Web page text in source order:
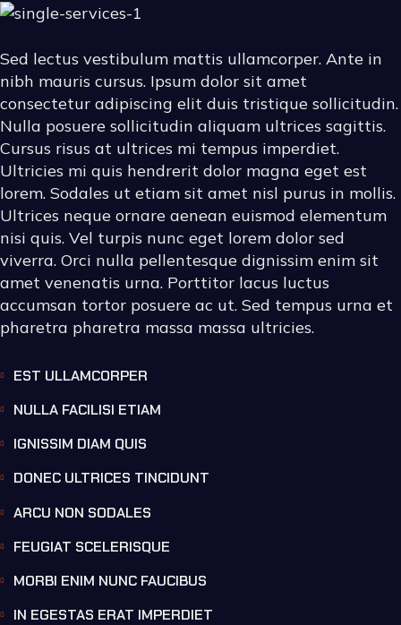
Sed lectus vestibulum mattis ullamcorper. Ante in
nibh mauris cursus. Ipsum dolor sit amet
consectetur adipiscing elit duis tristique sollicitudin.
Nulla posuere sollicitudin aliquam ultrices sagittis.
Cursus risus at ultrices mi tempus imperdiet.
Ultricies mi quis hendrerit dolor magna eget est
lorem. Sodales ut etiam sit amet nisl purus in mollis.
Ultrices neque ornare aenean euismod elementum
nisi quis. Vel turpis nunc eget lorem dolor sed
viverra. Orci nulla pellentesque dignissim enim sit
amet venenatis urna. Porttitor lacus luctus
accumsan tortor posuere ac ut. Sed tempus urna et
pharetra pharetra massa massa ultricies.
EST ULLAMCORPER
NULLA FACILISI ETIAM
IGNISSIM DIAM QUIS
DONEC ULTRICES TINCIDUNT
ARCU NON SODALES
FEUGIAT SCELERISQUE
MORBI ENIM NUNC FAUCIBUS
IN EGESTAS ERAT IMPERDIET